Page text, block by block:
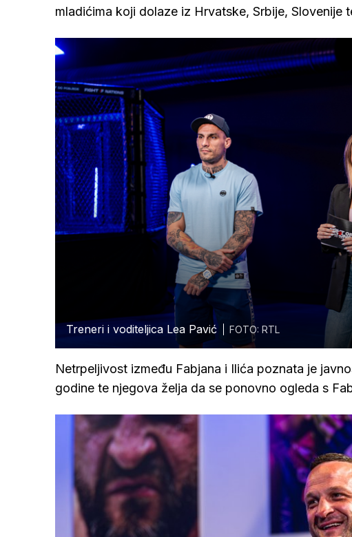
mladićima koji dolaze iz Hrvatske, Srbije, Slovenije
Treneri i voditeljica Lea Pavić FOTO: RTL
Netrpeljivost između Fabjana i Ilića poznata je
godine te njegova želja da se ponovno ogleda s